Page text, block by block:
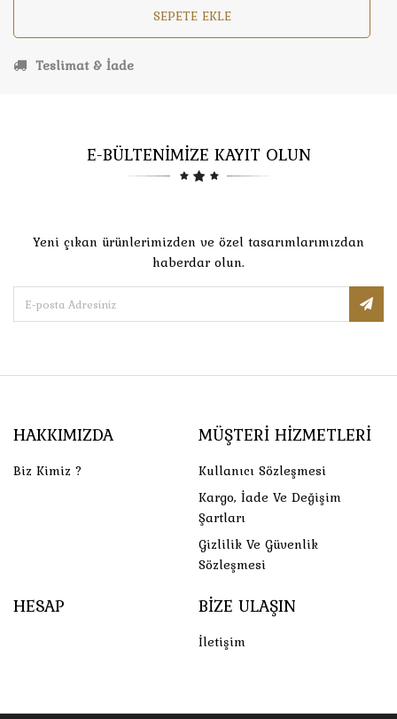
SEPETE EKLE
Teslimat & İade
E-BÜLTENİMİZE KAYIT OLUN
Yeni çıkan ürünlerimizden ve özel tasarımlarımızdan
haberdar olun.
HAKKIMIZDA
Biz Kimiz ?
MÜŞTERI HIZMETLERI
Kullanıcı Sözleşmesi
Kargo, İade Ve Değişim
Şartları
Gizlilik Ve Güvenlik
Sözleşmesi
HESAP BIZE ULAŞIN
İletişim